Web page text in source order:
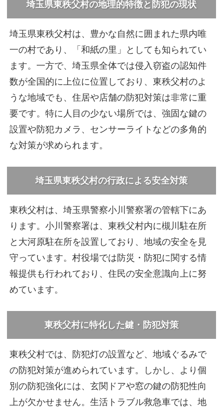
埼玉県東秩父村の地理的特徴と防犯の現状
埼玉県東秩父村は、豊かな自然に囲まれた県内唯
一の村であり、「和紙の里」としても知られてい
ます。一方で、埼玉県全体では侵入窃盗の認知件
数が全国的に上位に位置しており、東秩父村のよ
うな地域でも、住居や店舗の防犯対策は非常に重
要です。特に人目の少ない場所では、強固な鍵の
設置や防犯カメラ、センサーライトなどの多角的
な対策が求められます。
埼玉県東秩父村の行政による安全対策
東秩父村は、埼玉県警察小川警察署の管轄下にあ
ります。小川警察署は、東秩父村内に槻川駐在所
と大河原駐在所を設置しており、地域の安全を見
守っています。村役場では防災・防犯に関する情
報提供も行われており、住民の安全意識向上に努
めています。
東秩父村に特化した鍵・防犯対策
東秩父村では、防犯灯の設置など、地域ぐるみで
の防犯対策が進められています。しかし、より個
別の防犯強化には、玄関ドアや窓の鍵の防犯性向
上が欠かせません。生活トラブル救急車では、地